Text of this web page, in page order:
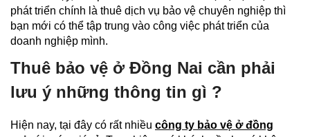
phát triển chính là thuê dịch vụ bảo vệ chuyên nghiệp thì
bạn mới có thể tập trung vào công việc phát triển của
doanh nghiệp mình.
Thuê bảo vệ ở Đồng Nai cần phải
lưu ý những thông tin gì ?
Hiện nay, tại đây có rất nhiều công ty bảo vệ ở đồng